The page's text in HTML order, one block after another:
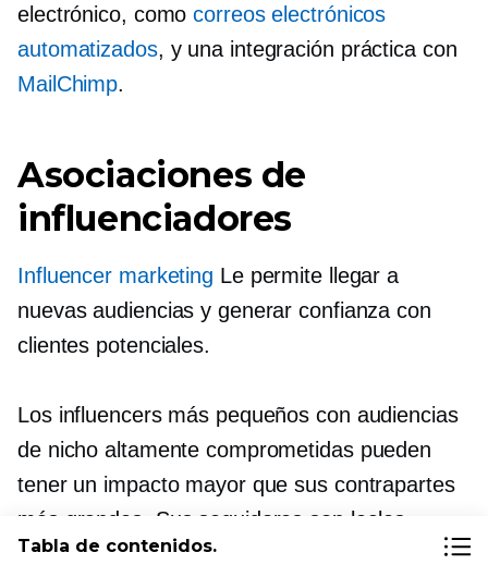
electrónico, comocorreos electrónicos
automatizados, y una integración práctica con
MailChimp.
Asociaciones de
influenciadores
Influencer marketing Le permite llegar a
nuevas audiencias y generar confianza con
clientes potenciales.
Los influencers más pequeños con audiencias
de nicho altamente comprometidas pueden
tener un impacto mayor que sus contrapartes
más grandes. Sus seguidores son leales,
están conectados y es más probable
Tabla de contenidos.